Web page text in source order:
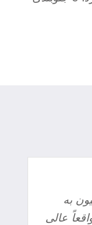
به
عالی